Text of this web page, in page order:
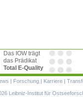
Das IOW trägt
das Prädikat
Total E-Quality
| Forschung | Karriere |
Leibniz-Institut für